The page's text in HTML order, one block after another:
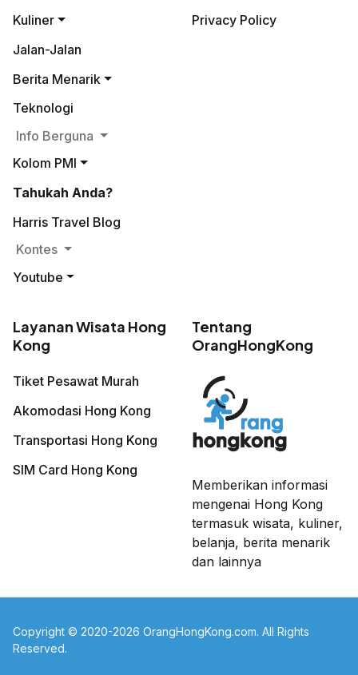
Kuliner
Jalan-Jalan
Berita Menarik
Teknologi
Info Berguna
Kolom PMI
Tahukah Anda?
Harris Travel Blog
Kontes
Youtube
Privacy Policy
Layanan Wisata Hong
Kong
Tiket Pesawat Murah
Akomodasi Hong Kong
Transportasi Hong Kong
SIM Card Hong Kong
Tentang
OrangHongKong
Memberikan informasi
mengenai Hong Kong
termasuk wisata, kuliner,
belanja, berita menarik
dan lainnya
Copyright © 2020-2026 OrangHongKong.com. All Rights
Reserved.